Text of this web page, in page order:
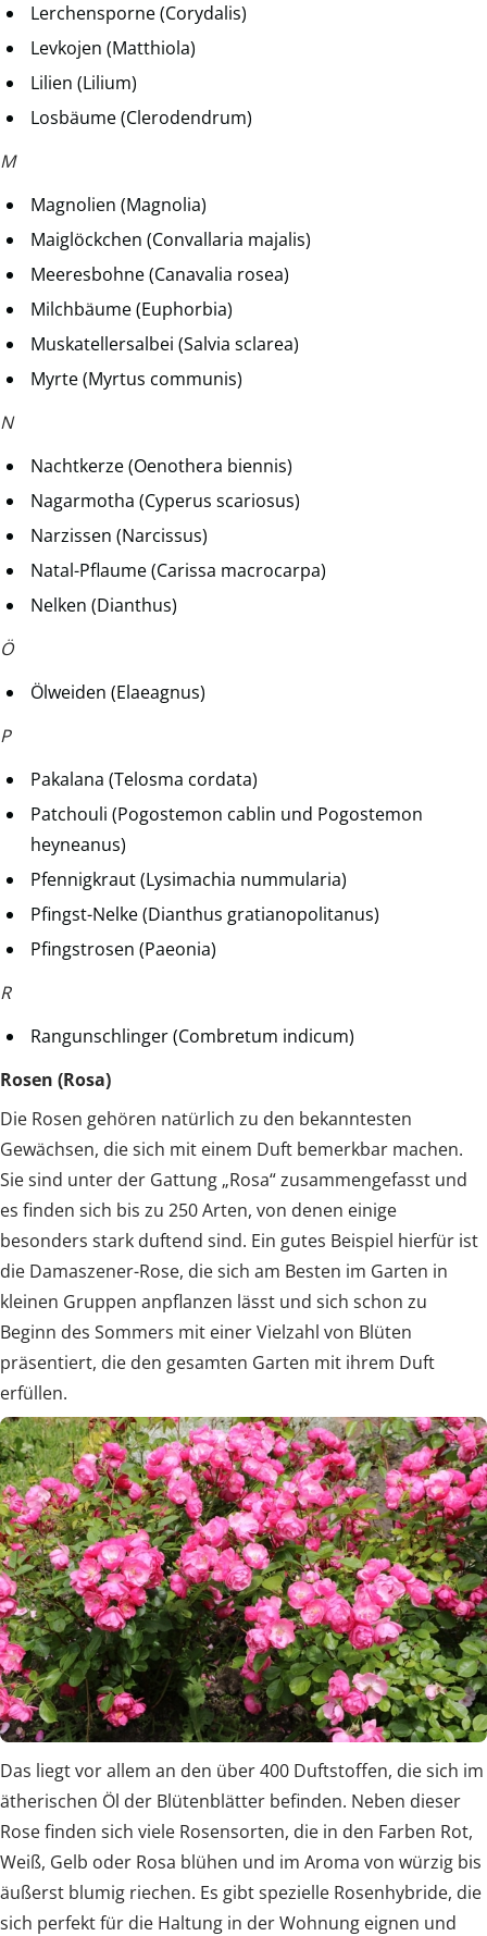
Lerchensporne (Corydalis)
Levkojen (Matthiola)
Lilien (Lilium)
Losbäume (Clerodendrum)
M
Magnolien (Magnolia)
Maiglöckchen (Convallaria majalis)
Meeresbohne (Canavalia rosea)
Milchbäume (Euphorbia)
Muskatellersalbei (Salvia sclarea)
Myrte (Myrtus communis)
N
Nachtkerze (Oenothera biennis)
Nagarmotha (Cyperus scariosus)
Narzissen (Narcissus)
Natal-Pflaume (Carissa macrocarpa)
Nelken (Dianthus)
Ö
Ölweiden (Elaeagnus)
P
Pakalana (Telosma cordata)
Patchouli (Pogostemon cablin und Pogostemon
heyneanus)
Pfennigkraut (Lysimachia nummularia)
Pfingst-Nelke (Dianthus gratianopolitanus)
Pfingstrosen (Paeonia)
R
Rangunschlinger (Combretum indicum)
Rosen (Rosa)
Die Rosen gehören natürlich zu den bekanntesten
Gewächsen, die sich mit einem Duft bemerkbar machen.
Sie sind unter der Gattung „Rosa“ zusammengefasst und
es finden sich bis zu 250 Arten, von denen einige
besonders stark duftend sind. Ein gutes Beispiel hierfür ist
die Damaszener-Rose, die sich am Besten im Garten in
kleinen Gruppen anpflanzen lässt und sich schon zu
Beginn des Sommers mit einer Vielzahl von Blüten
präsentiert, die den gesamten Garten mit ihrem Duft
erfüllen.
Das liegt vor allem an den über 400 Duftstoffen, die sich im
ätherischen Öl der Blütenblätter befinden. Neben dieser
Rose finden sich viele Rosensorten, die in den Farben Rot,
Weiß, Gelb oder Rosa blühen und im Aroma von würzig bis
äußerst blumig riechen. Es gibt spezielle Rosenhybride, die
sich perfekt für die Haltung in der Wohnung eignen und